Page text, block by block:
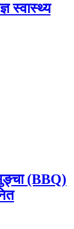
स्वास्थ्य
(BBQ)